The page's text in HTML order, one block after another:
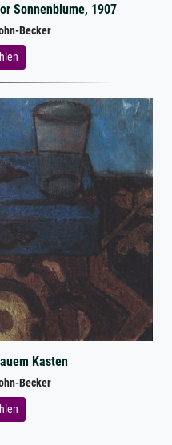
Sonnenblume, 1907
Becker
Kasten
Becker